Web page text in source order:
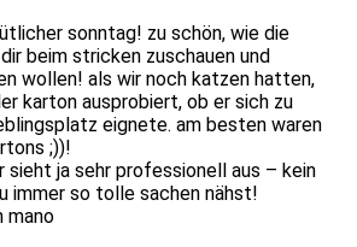
sonntag! zu schön, wie die
beim stricken zuschauen und
wollen! als wir noch katzen hatten,
karton ausprobiert, ob er sich zu
eignete. am besten waren
;))!
sieht ja sehr professionell aus – kein
immer so tolle sachen nähst!
mano